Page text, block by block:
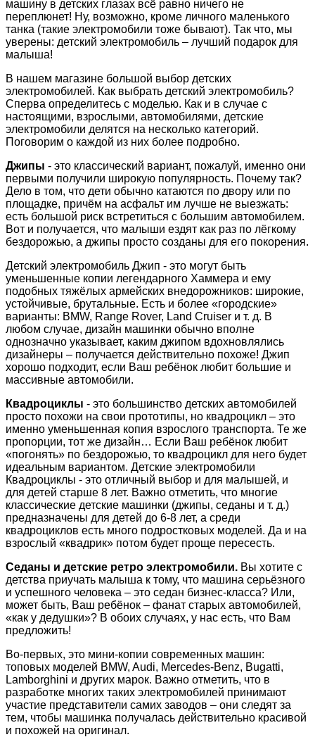
машину в детских глазах всё равно ничего не
переплюнет! Ну, возможно, кроме личного маленького
танка (такие электромобили тоже бывают). Так что, мы
уверены: детский электромобиль – лучший подарок для
малыша!
В нашем магазине большой выбор детских
электромобилей. Как выбрать детский электромобиль?
Сперва определитесь с моделью. Как и в случае с
настоящими, взрослыми, автомобилями, детские
электромобили делятся на несколько категорий.
Поговорим о каждой из них более подробно.
Джипы - это классический вариант, пожалуй, именно они
первыми получили широкую популярность. Почему так?
Дело в том, что дети обычно катаются по двору или по
площадке, причём на асфальт им лучше не выезжать:
есть большой риск встретиться с большим автомобилем.
Вот и получается, что малыши ездят как раз по лёгкому
бездорожью, а джипы просто созданы для его покорения.
Детский электромобиль Джип - это могут быть
уменьшенные копии легендарного Хаммера и ему
подобных тяжёлых армейских внедорожников: широкие,
устойчивые, брутальные. Есть и более «городские»
варианты: BMW, Range Rover, Land Cruiser и т. д. В
любом случае, дизайн машинки обычно вполне
однозначно указывает, каким джипом вдохновлялись
дизайнеры – получается действительно похоже! Джип
хорошо подходит, если Ваш ребёнок любит большие и
массивные автомобили.
Квадроциклы - это большинство детских автомобилей
просто похожи на свои прототипы, но квадроцикл – это
именно уменьшенная копия взрослого транспорта. Те же
пропорции, тот же дизайн… Если Ваш ребёнок любит
«погонять» по бездорожью, то квадроцикл для него будет
идеальным вариантом. Детские электромобили
Квадроциклы - это отличный выбор и для малышей, и
для детей старше 8 лет. Важно отметить, что многие
классические детские машинки (джипы, седаны и т. д.)
предназначены для детей до 6-8 лет, а среди
квадроциклов есть много подростковых моделей. Да и на
взрослый «квадрик» потом будет проще пересесть.
Седаны и детские ретро электромобили. Вы хотите с
детства приучать малыша к тому, что машина серьёзного
и успешного человека – это седан бизнес-класса? Или,
может быть, Ваш ребёнок – фанат старых автомобилей,
«как у дедушки»? В обоих случаях, у нас есть, что Вам
предложить!
Во-первых, это мини-копии современных машин:
топовых моделей BMW, Audi, Mercedes-Benz, Bugatti,
Lamborghini и других марок. Важно отметить, что в
разработке многих таких электромобилей принимают
участие представители самих заводов – они следят за
тем, чтобы машинка получалась действительно красивой
и похожей на оригинал.